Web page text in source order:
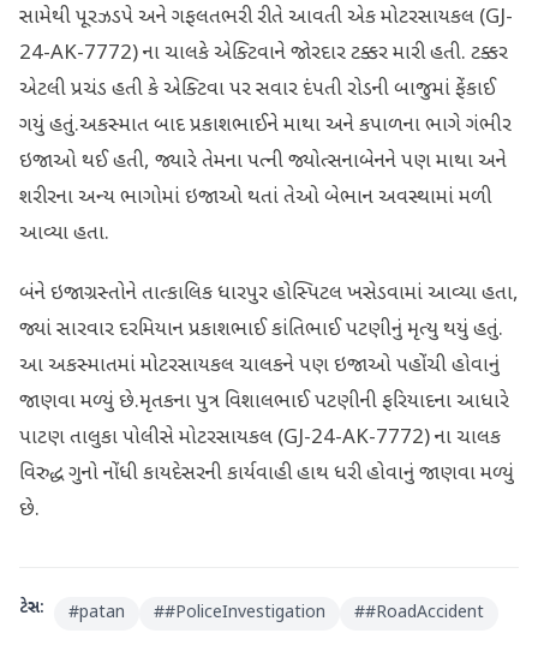
સામેથી પૂરઝડપે અને ગફલતભરી રીતે આવતી એક મોટરસાયકલ (GJ-
24-AK-7772) ના ચાલકે એક્ટિવાને જોરદાર ટક્કર મારી હતી. ટક્કર
એટલી પ્રચંડ હતી કે એક્ટિવા પર સવાર દંપતી રોડની બાજુમાં ફેંકાઈ
ગયું હતું.અકસ્માત બાદ પ્રકાશભાઈને માથા અને કપાળના ભાગે ગંભીર
ઇજાઓ થઈ હતી, જ્યારે તેમના પત્ની જ્યોત્સનાબેનને પણ માથા અને
શરીરના અન્ય ભાગોમાં ઇજાઓ થતાં તેઓ બેભાન અવસ્થામાં મળી
આવ્યા હતા.
બંને ઇજાગ્રસ્તોને તાત્કાલિક ધારપુર હોસ્પિટલ ખસેડવામાં આવ્યા હતા,
જ્યાં સારવાર દરમિયાન પ્રકાશભાઈ કાંતિભાઈ પટણીનું મૃત્યુ થયું હતું.
આ અકસ્માતમાં મોટરસાયકલ ચાલકને પણ ઇજાઓ પહોંચી હોવાનું
જાણવા મળ્યું છે.મૃતકના પુત્ર વિશાલભાઈ પટણીની ફરિયાદના આધારે
પાટણ તાલુકા પોલીસે મોટરસાયકલ (GJ-24-AK-7772) ના ચાલક
વિરુદ્ધ ગુનો નોંધી કાયદેસરની કાર્યવાહી હાથ ધરી હોવાનું જાણવા મળ્યું
છે.
ટેગ્સ: #patan ##PoliceInvestigation ##RoadAccident